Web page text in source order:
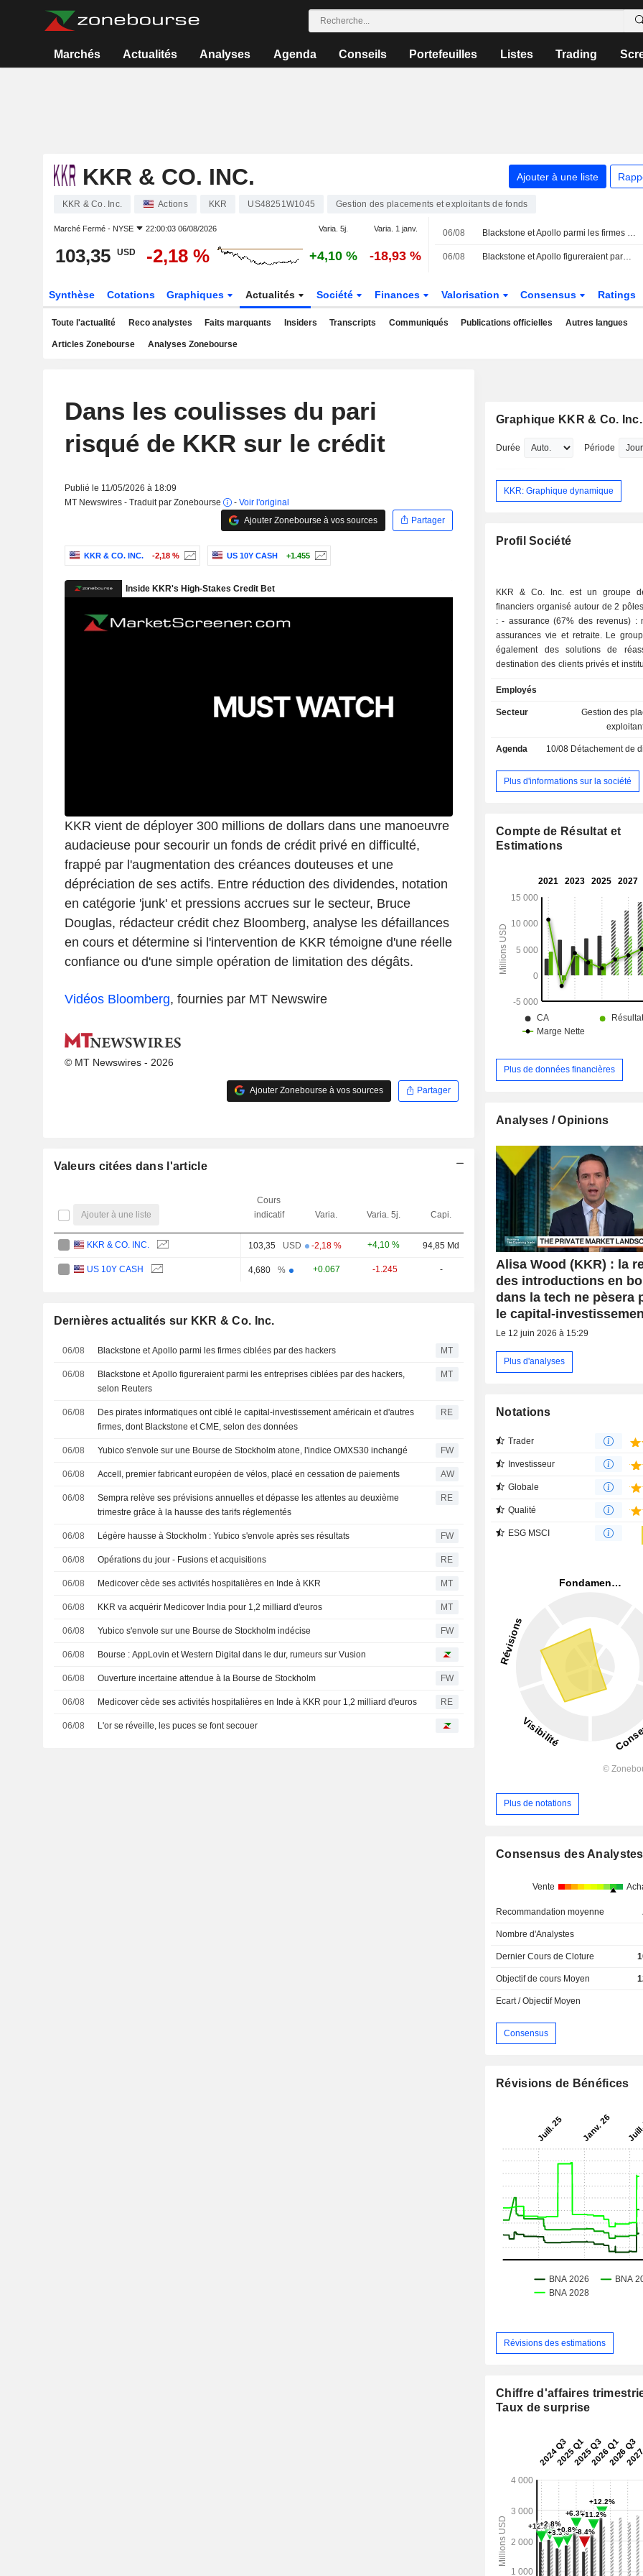
Marchés Actualités Analyses Agenda Conseils Portefeuilles Listes Trading
KKR & CO. INC. Ajouter à une liste
KKR & Co. Inc. Actions KKR US48251W1045 Gestion des placements et exploitants de fonds
Marché Fermé - NYSE 22:00:03 06/08/2026 Varia. 5j. Varia. 1 janv.
103,35 USD -2,18 % +4,10 % -18,93 %
06/08 Blackstone et Apollo parmi les firmes ciblées par des hackers
06/08 Blackstone et Apollo figureraient parmi les entreprises ciblées par des hackers, selon Reuters
Synthèse Cotations Graphiques Actualités Société Finances Valorisation Consensus Ratings
Toute l'actualité Reco analystes Faits marquants Insiders Transcripts Communiqués Publications officielles Autres langues
Articles Zonebourse Analyses Zonebourse
Dans les coulisses du pari
risqué de KKR sur le crédit
Publié le 11/05/2026 à 18:09
MT Newswires - Traduit par Zonebourse
- Voir l'original
Ajouter Zonebourse à vos sources
Partager
KKR & CO. INC. -2,18 % US 10Y CASH +1.455
KKR vient de déployer 300 millions de dollars dans une manoeuvre
audacieuse pour secourir un fonds de crédit privé en difficulté,
frappé par l'augmentation des créances douteuses et une
dépréciation de ses actifs. Entre réduction des dividendes, notation
en catégorie 'junk' et pressions accrues sur le secteur, Bruce
Douglas, rédacteur crédit chez Bloomberg, analyse les défaillances
en cours et détermine si l'intervention de KKR témoigne d'une réelle
confiance ou d'une simple opération de limitation des dégâts.
Vidéos Bloomberg, fournies par MT Newswire
© MT Newswires - 2026
Ajouter Zonebourse à vos sources Partager
Valeurs citées dans l'article
Ajouter à une liste
Cours
indicatif
Varia. Varia. 5j. Capi.
KKR & CO. INC. 103,35 USD -2,18 % +4,10 % 94,85 Md
US 10Y CASH 4,680 % +0.067 -1.245 -
Dernières actualités sur KKR & Co. Inc.
06/08 Blackstone et Apollo parmi les firmes ciblées par des hackers MT
06/08
Blackstone et Apollo figureraient parmi les entreprises ciblées par des hackers,
selon Reuters
MT
06/08
Des pirates informatiques ont ciblé le capital-investissement américain et d'autres
firmes, dont Blackstone et CME, selon des données
RE
06/08 Yubico s'envole sur une Bourse de Stockholm atone, l'indice OMXS30 inchangé FW
06/08 Accell, premier fabricant européen de vélos, placé en cessation de paiements AW
06/08
Sempra relève ses prévisions annuelles et dépasse les attentes au deuxième
trimestre grâce à la hausse des tarifs réglementés
RE
06/08 Légère hausse à Stockholm : Yubico s'envole après ses résultats FW
06/08 Opérations du jour - Fusions et acquisitions RE
06/08 Medicover cède ses activités hospitalières en Inde à KKR MT
06/08 KKR va acquérir Medicover India pour 1,2 milliard d'euros MT
06/08 Yubico s'envole sur une Bourse de Stockholm indécise FW
06/08 Bourse : AppLovin et Western Digital dans le dur, rumeurs sur Vusion
06/08 Ouverture incertaine attendue à la Bourse de Stockholm FW
06/08 Medicover cède ses activités hospitalières en Inde à KKR pour 1,2 milliard d'euros RE
06/08 L'or se réveille, les puces se font secouer
Graphique KKR & Co. Inc.
Durée Période
KKR: Graphique dynamique
Profil Société
KKR & Co. Inc. est un groupe
financiers organisé autour de 2
: - assurance (67% des revenus) : notamment
assurances vie et retraite. Le
également des solutions de
destination des clients privés et
capital-investissement, de fonds
crédits alternatifs, d'actifs
d'énergie et d'infrastructures, de
637 572 MUSD d'actifs sous gestion.
Employés
Secteur
Gestion des
Agenda 10/08 Détachement de
Plus d'informations sur la société
Compte de Résultat et
Estimations
Plus de données financières
Analyses / Opinions
Alisa Wood (KKR) : la
des introductions en
dans la tech ne pèsera
le capital-
Le 12 juin 2026 à 15:29
Plus d'analyses
Notations
Trader
Investisseur
Globale
Qualité
ESG MSCI
Plus de notations
Consensus des Analystes
Vente
Recommandation moyenne
Nombre d'Analystes
Dernier Cours de Cloture
Objectif de cours Moyen
Ecart / Objectif Moyen
Consensus
Révisions de Bénéfices
Révisions des estimations
Chiffre d'affaires
Taux de surprise